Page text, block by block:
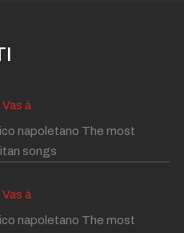
à
napoletano The most
songs
à
napoletano The most